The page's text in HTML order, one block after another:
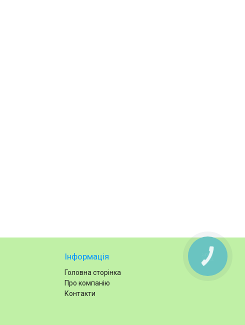
Інформація
Головна сторінка
Про компанію
Контакти
КНОПКА
ЗВ'ЯЗКУ